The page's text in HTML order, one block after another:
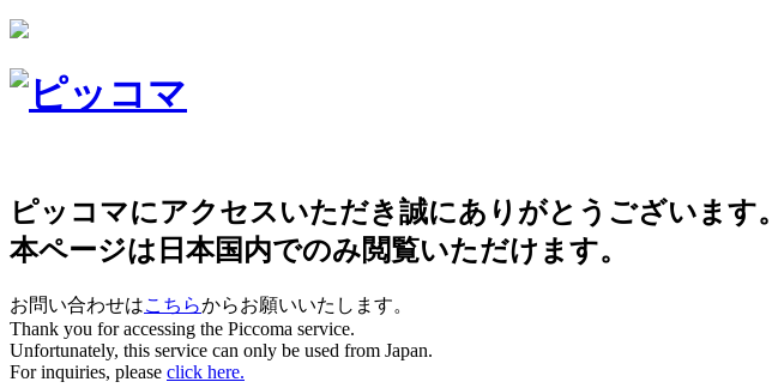
ピッコマにアクセスいただき誠にありがとうございます。
本ページは日本国内でのみ閲覧いただけます。
お問い合わせはこちらからお願いいたします。
Thank you for accessing the Piccoma service.
Unfortunately, this service can only be used from Japan.
For inquiries, please click here.